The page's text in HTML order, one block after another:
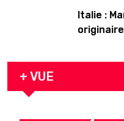
Italie :
+ VUE